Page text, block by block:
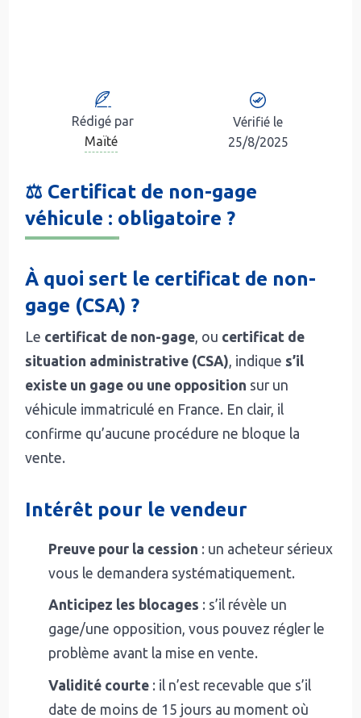
Rédigé par
Maïté
Vérifié le
25/8/2025
⚖️ Certificat de non-gage
véhicule : obligatoire ?
À quoi sert le certificat de non-
gage (CSA) ?
Le certificat de non-gage, ou certificat de
situation administrative (CSA), indique s’il
existe un gage ou une opposition sur un
véhicule immatriculé en France. En clair, il
confirme qu’aucune procédure ne bloque la
vente.
Intérêt pour le vendeur
Preuve pour la cession : un acheteur sérieux
vous le demandera systématiquement.
Anticipez les blocages : s’il révèle un
gage/une opposition, vous pouvez régler le
problème avant la mise en vente.
Validité courte : il n’est recevable que s’il
date de moins de 15 jours au moment où